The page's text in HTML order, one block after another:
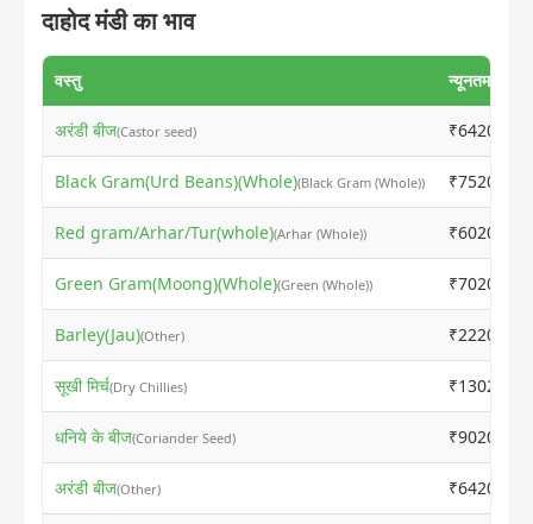
दाहोद मंडी का भाव
वस्तु न्यूनतम मूल्य
अरंडी बीज(Castor seed) ₹6420
Black Gram(Urd Beans)(Whole)(Black Gram (Whole)) ₹7520
Red gram/Arhar/Tur(whole)(Arhar (Whole)) ₹6020
Green Gram(Moong)(Whole)(Green (Whole)) ₹7020
Barley(Jau)(Other) ₹2220
सूखी मिर्च(Dry Chillies) ₹13020
धनिये के बीज(Coriander Seed) ₹9020
अरंडी बीज(Other) ₹6420